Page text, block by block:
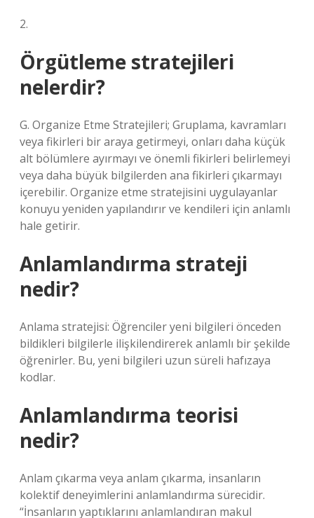
2.
Örgütleme stratejileri
nelerdir?
G. Organize Etme Stratejileri; Gruplama, kavramları
veya fikirleri bir araya getirmeyi, onları daha küçük
alt bölümlere ayırmayı ve önemli fikirleri belirlemeyi
veya daha büyük bilgilerden ana fikirleri çıkarmayı
içerebilir. Organize etme stratejisini uygulayanlar
konuyu yeniden yapılandırır ve kendileri için anlamlı
hale getirir.
Anlamlandırma strateji
nedir?
Anlama stratejisi: Öğrenciler yeni bilgileri önceden
bildikleri bilgilerle ilişkilendirerek anlamlı bir şekilde
öğrenirler. Bu, yeni bilgileri uzun süreli hafızaya
kodlar.
Anlamlandırma teorisi
nedir?
Anlam çıkarma veya anlam çıkarma, insanların
kolektif deneyimlerini anlamlandırma sürecidir.
“İnsanların yaptıklarını anlamlandıran makul